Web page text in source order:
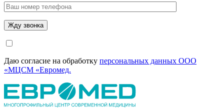
Даю согласие на обработку персональных данных ООО
«МЦСМ «Евромед.